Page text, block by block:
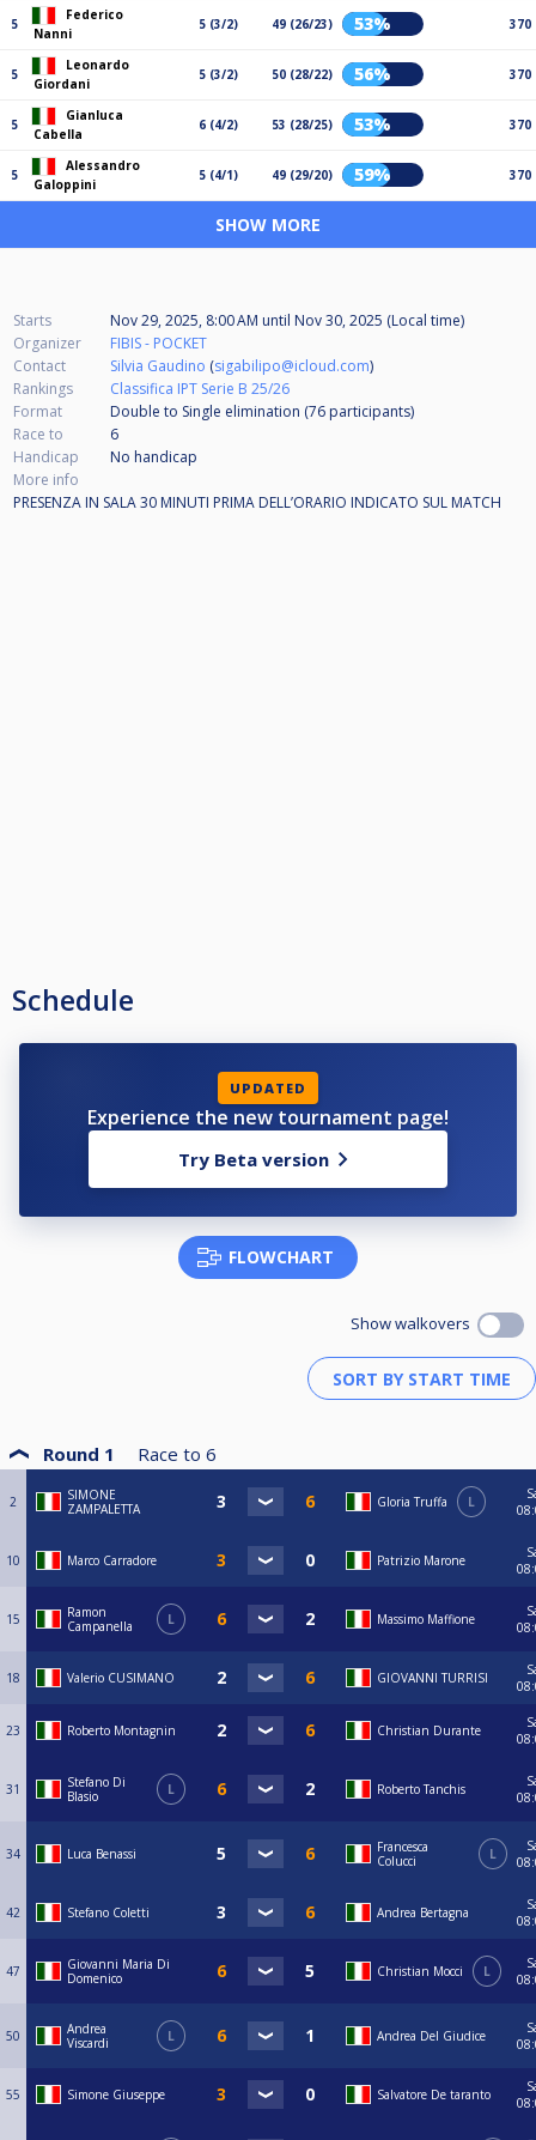
5
Federico
Nanni
5 (3/2) 49 (26/23) 53% 370
5
Leonardo
Giordani
5 (3/2) 50 (28/22) 56% 370
5
Gianluca
Cabella
6 (4/2) 53 (28/25) 53% 370
5
Alessandro
Galoppini
5 (4/1) 49 (29/20) 59% 370
SHOW MORE
Starts Nov 29, 2025, 8:00 AM until Nov 30, 2025 (Local time)
Organizer
FIBIS - POCKET
Contact
Silvia Gaudino (sigabilipo@icloud.com)
Rankings
Classifica IPT Serie B 25/26
Format
Double to Single elimination (76 participants)
Race to
6
Handicap
No handicap
More info
PRESENZA IN SALA 30 MINUTI PRIMA DELL’ORARIO INDICATO SUL MATCH
Schedule
UPDATED
Experience the new tournament page!
Try Beta version
FLOWCHART
Show walkovers
Round 1 Race to 6
2
SIMONE
ZAMPALETTA
Gloria Truffa L
10 Marco Carradore Patrizio Marone
15
Ramon
Campanella
L Massimo Maffione
18 Valerio CUSIMANO GIOVANNI TURRISI
23 Roberto Montagnin Christian Durante
31
Stefano Di
Blasio
L Roberto Tanchis
34 Luca Benassi
Francesca
Colucci
L
42 Stefano Coletti Andrea Bertagna
47
Giovanni Maria Di
Domenico
Christian Mocci L
50
Andrea
Viscardi
L Andrea Del Giudice
55 Simone Giuseppe Salvatore De taranto